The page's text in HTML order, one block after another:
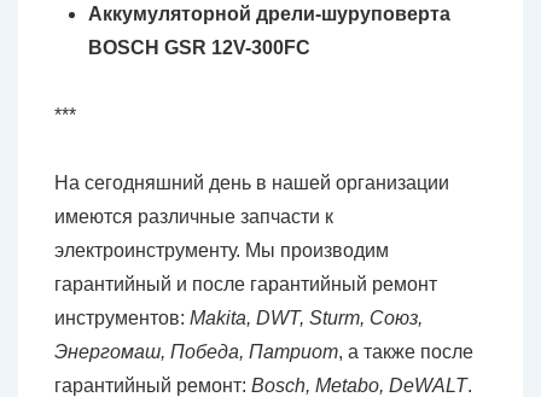
Аккумуляторной дрели-шуруповерта
BOSCH GSR 12V-300FC
***
На сегодняшний день в нашей организации
имеются различные запчасти к
электроинструменту. Мы производим
гарантийный и после гарантийный ремонт
инструментов: Makita, DWT, Sturm, Союз,
Энергомаш, Победа, Патриот, а также после
гарантийный ремонт: Bosch, Metabo, DeWALT.